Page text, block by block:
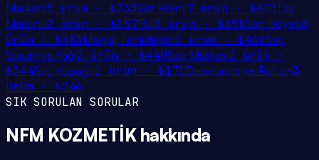
Maskara5 ürün · ₺733Yüz Kremi7ürün · ₺603Diş
Macunu2 ürün · ₺157Ruj3 ürün · ₺398Saç Boyası8
ürün · ₺483Makyaj Temizleyici3 ürün · ₺468Saç
Serum ve Yağı2 ürün · ₺440Saç Maskesi2 ürün ·
₺344Saç Köpüğü1 ürün · ₺171Deodorant ve Roll on3
ürün · ₺546
SIK SORULAN SORULAR
NFM KOZMETİKhakkında